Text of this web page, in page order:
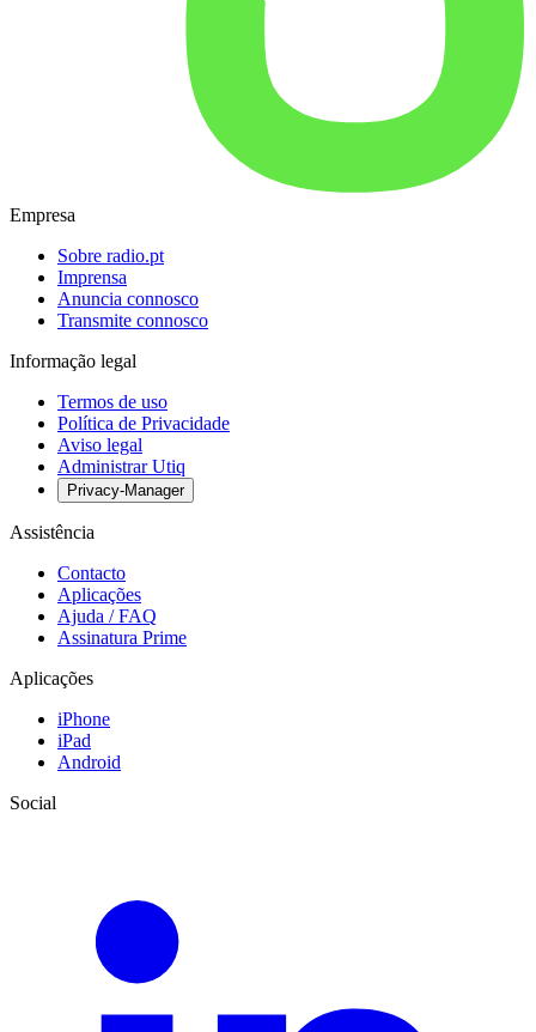
Empresa
Sobre radio.pt
Imprensa
Anuncia connosco
Transmite connosco
Informação legal
Termos de uso
Política de Privacidade
Aviso legal
Administrar Utiq
Privacy-Manager
Assistência
Contacto
Aplicações
Ajuda / FAQ
Assinatura Prime
Aplicações
iPhone
iPad
Android
Social